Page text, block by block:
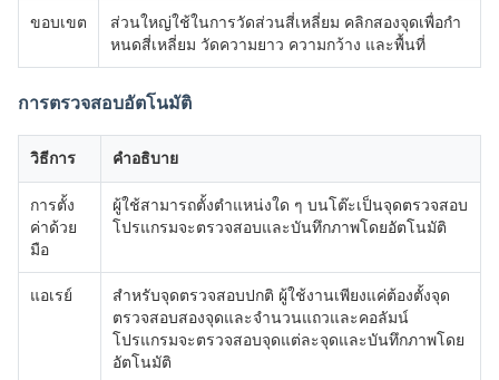
ขอบเขต
ส่วนใหญ่ใช้ในการวัดส่วนสี่เหลี่ยม คลิกสองจุดเพื่อกํา
หนดสี่เหลี่ยม วัดความยาว ความกว้าง และพื้นที่
การตรวจสอบอัตโนมัติ
วิธีการ คําอธิบาย
การตั้ง
ค่าด้วย
มือ
ผู้ใช้สามารถตั้งตําแหน่งใด ๆ บนโต๊ะเป็นจุดตรวจสอบ
โปรแกรมจะตรวจสอบและบันทึกภาพโดยอัตโนมัติ
แอเรย์
สําหรับจุดตรวจสอบปกติ ผู้ใช้งานเพียงแค่ต้องตั้งจุด
ตรวจสอบสองจุดและจํานวนแถวและคอลัมน์
โปรแกรมจะตรวจสอบจุดแต่ละจุดและบันทึกภาพโดย
อัตโนมัติ